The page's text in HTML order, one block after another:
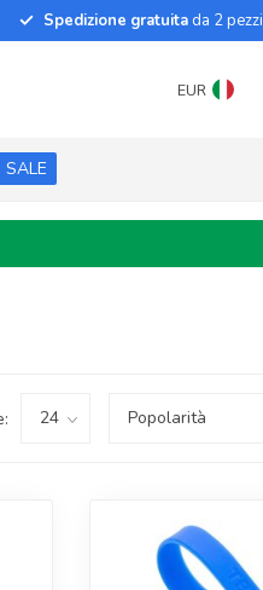
Spedizione gratuitada 2 pezzi
EUR
SALE